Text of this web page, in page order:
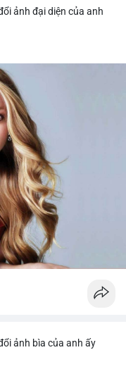
ảnh đại diện của anh
ảnh bìa của anh ấy